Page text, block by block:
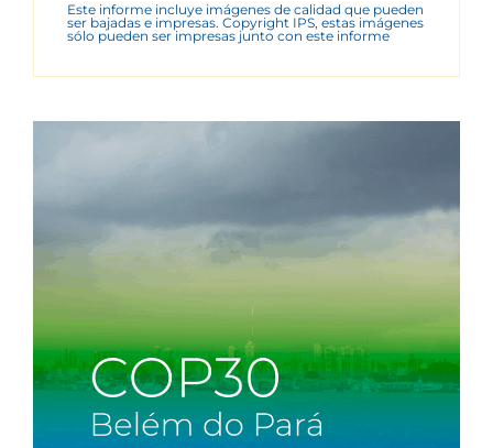
Este informe incluye imágenes de calidad que pueden
ser bajadas e impresas. Copyright IPS, estas imágenes
sólo pueden ser impresas junto con este informe